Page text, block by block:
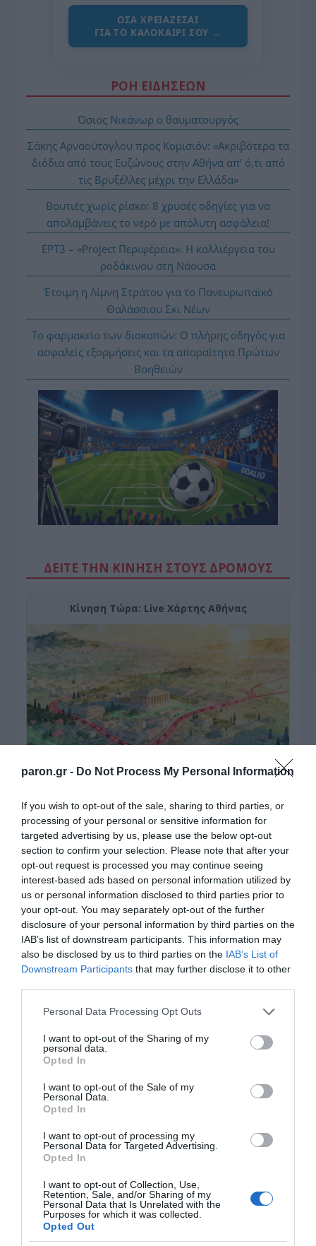
paron.gr - Do Not Process My Personal Information
If you wish to opt-out of the sale, sharing to third parties, or
processing of your personal or sensitive information for
targeted advertising by us, please use the below opt-out
section to confirm your selection. Please note that after your
opt-out request is processed you may continue seeing
interest-based ads based on personal information utilized by
us or personal information disclosed to third parties prior to
your opt-out. You may separately opt-out of the further
disclosure of your personal information by third parties on the
IAB’s list of downstream participants. This information may
also be disclosed by us to third parties on the IAB’s List of
Downstream Participants that may further disclose it to other
Please note that this website/app uses one or more Google
not limited to your visit or usage behaviour. You may click to
grant or deny consent to Google and its third-party tags to
use your data for below specified purposes in below Google
consent section.
Personal Data Processing Opt Outs
I want to opt-out of the Sharing of my
personal data.
Opted In
I want to opt-out of the Sale of my
Personal Data.
Opted In
I want to opt-out of processing my
Personal Data for Targeted Advertising.
Opted In
I want to opt-out of Collection, Use,
Retention, Sale, and/or Sharing of my
Personal Data that Is Unrelated with the
Purposes for which it was collected.
Opted Out
ΌΣΑ ΧΡΕΙΆΖΕΣΑΙ
ΓΙΑ ΤΟ ΚΑΛΟΚΑΊΡΙ ΣΟΥ →
ΡΟΗ ΕΙΔΗΣΕΩΝ
Όσιος Νικάνωρ ο θαυματουργός
Σάκης Αρναούτογλου προς Κομισιόν: «Ακριβότερα τα
διόδια από τους Ευζώνους στην Αθήνα απ’ ό,τι από
τις Βρυξέλλες μέχρι την Ελλάδα»
Βουτιές χωρίς ρίσκο: 8 χρυσές οδηγίες για να
απολαμβάνεις το νερό με απόλυτη ασφάλεια!
ΕΡΤ3 – «Project Περιφέρεια»: Η καλλιέργεια του
ροδάκινου στη Νάουσα
Έτοιμη η Λίμνη Στράτου για το Πανευρωπαϊκό
Θαλάσσιου Σκι Νέων
Το φαρμακείο των διακοπών: Ο πλήρης οδηγός για
ασφαλείς εξορμήσεις και τα απαραίτητα Πρώτων
Βοηθειών
ΔΕΙΤΕ ΤΗΝ ΚΙΝΗΣΗ ΣΤΟΥΣ ΔΡΌΜΟΥΣ
Κίνηση Τώρα: Live Χάρτης Αθήνας
ΠΑΤΗΣΤΕ ΓΙΑ LIVE ΚΙΝΗΣΗ
Live ενημέρωση για Κηφισό, Αττική Οδό και κέντρο Αθήνας από το
paron.gr
ΤΟ ΠΑΡΟΝ ΤΗΣ ΚΥΡΙΑΚΗΣ